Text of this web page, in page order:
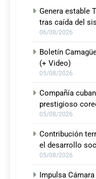
Genera estable
tras caída del
06/08/2026
Boletín
(+ Video)
05/08/2026
Compañía
prestigioso
05/08/2026
Contribución
el desarrollo
05/08/2026
Impulsa